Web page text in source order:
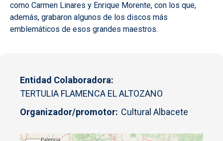
como Carmen Linares y Enrique Morente, con los que,
además, grabaron algunos de los discos más
emblemáticos de esos grandes maestros.
Entidad Colaboradora
TERTULIA FLAMENCA EL ALTOZANO
Organizador/promotor Cultural Albacete